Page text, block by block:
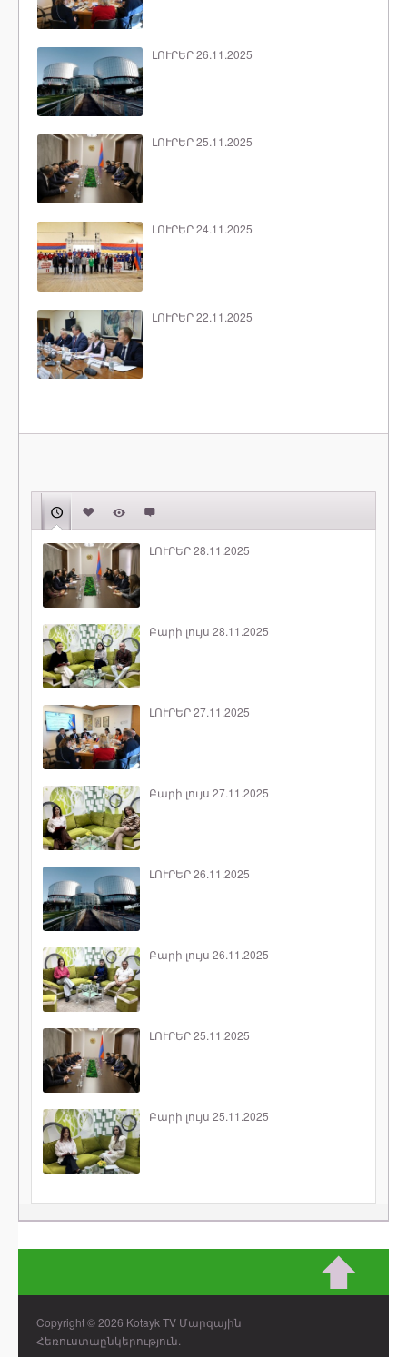
ԼՈՒՐԵՐ 26.11.2025
ԼՈՒՐԵՐ 25.11.2025
ԼՈՒՐԵՐ 24.11.2025
ԼՈՒՐԵՐ 22.11.2025
ԼՈՒՐԵՐ 28.11.2025
Բարի լույս 28.11.2025
ԼՈՒՐԵՐ 27.11.2025
Բարի լույս 27.11.2025
ԼՈՒՐԵՐ 26.11.2025
Բարի լույս 26.11.2025
ԼՈՒՐԵՐ 25.11.2025
Բարի լույս 25.11.2025
Copyright © 2026 Kotayk TV Մարզային
Հեռուստաընկերություն.